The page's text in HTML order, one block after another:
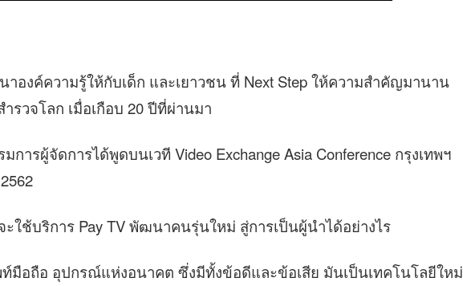
องค์ความรู้ให้กับเด็ก และเยาวชน ที่ Next Step ให้ความสำคัญมานาน
รวจโลก เมื่อเกือบ 20 ปีที่ผ่านมา
ารผู้จัดการได้พูดบนเวที Video Exchange Asia Conference กรุงเทพฯ
ใช้บริการ Pay TV พัฒนาคนรุ่นใหม่ สู่การเป็นผู้นำได้อย่างไร
มือถือ อุปกรณ์แห่งอนาคต ซึ่งมีทั้งข้อดีและข้อเสีย มันเป็นเทคโนโลยีใหม่